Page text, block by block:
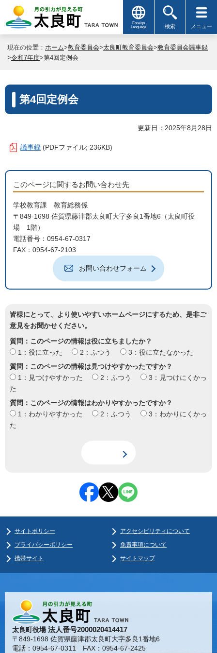
Foreign
Language
検索 メニュー
現在の位置： ホーム>教育委員会>太良町教育委員会>教育委員会議事録
>令和7年度>第4回定例会
第4回定例会
更新日：2025年8月28日
議事録 (PDFファイル; 236KB)
このページに関するお問い合わせ先
学校教育課 教育総務係
〒849-1698 佐賀県藤津郡太良町大字多良1番地6（太良町役
場 1階）
電話番号：0954-67-0317
FAX：0954-67-2103
お問い合わせフォーム
皆様にとって、より使いやすいホームページにするため、是非ご
意見をお聞かせください。
質問：このページの情報は役に立ちましたか？
1：役に立った
2：ふつう
3：役に立たなかった
質問：このページの情報は見つけやすかったですか？
1：見つけやすかった
2：ふつう
3：見つけにくかっ
た
質問：このページの情報はわかりやすかったですか？
1：わかりやすかった
2：ふつう
3：わかりにくかっ
た
サイトポリシー
アクセシビリティについて
プライバシーポリシー
免責事項について
携帯サイト
サイトマップ
太良町役場法人番号2000020414417
〒849-1698 佐賀県藤津郡太良町大字多良1番地6
電話：0954-67-0311 FAX：0954-67-2425